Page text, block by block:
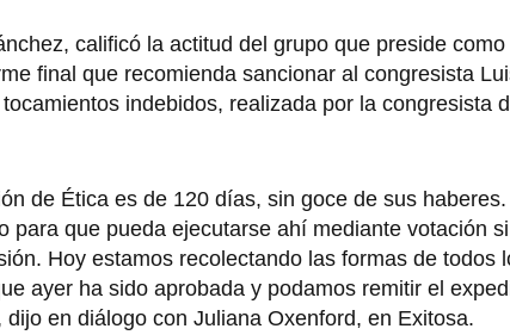
calificó la actitud del grupo que preside como
final que recomienda sancionar al congresista
indebidos, realizada por la congresista
de Ética es de 120 días, sin goce de sus
para que pueda ejecutarse ahí mediante votación
Hoy estamos recolectando las formas de todos
ayer ha sido aprobada y podamos remitir el
en diálogo con Juliana Oxenford, en Exitosa.